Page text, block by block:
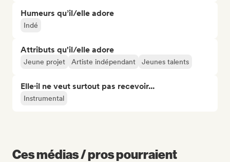
Humeurs qu’il/elle adore
Indé
Attributs qu'il/elle adore
Jeune projet Artiste indépendant Jeunes talents
Elle·il ne veut surtout pas recevoir...
Instrumental
Ces médias / pros pourraient